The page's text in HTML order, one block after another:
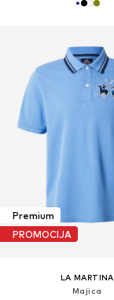
Premium
PROMOCIJA
LA MARTINA
Majica